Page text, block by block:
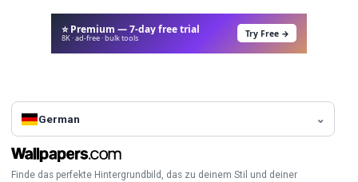
⭐ Premium — 7-day free trial
8K · ad-free · bulk tools Try Free →
German
Finde das perfekte Hintergrundbild, das zu deinem Stil und deiner